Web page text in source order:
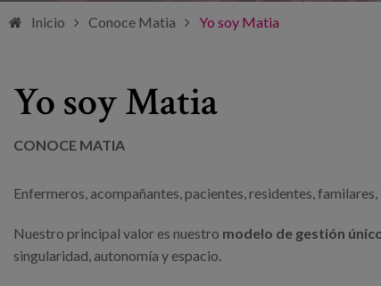
Inicio Conoce Matia Yo soy Matia
Yo soy Matia
CONOCE MATIA
Enfermeros, acompañantes, pacientes, residentes,
Nuestro principal valor es nuestro modelo de gestión
singularidad, autonomía y espacio.